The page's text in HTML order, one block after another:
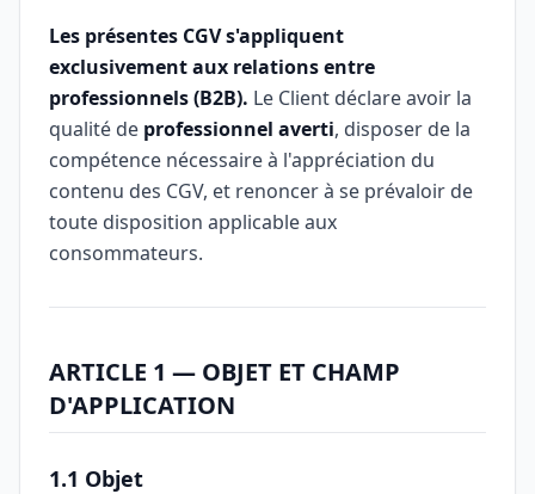
Les présentes CGV s'appliquent
exclusivement aux relations entre
professionnels (B2B). Le Client déclare avoir la
qualité de professionnel averti, disposer de la
compétence nécessaire à l'appréciation du
contenu des CGV, et renoncer à se prévaloir de
toute disposition applicable aux
consommateurs.
ARTICLE 1 — OBJET ET CHAMP
D'APPLICATION
1.1 Objet